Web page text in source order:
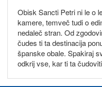
Obisk Sancti Petri ni le o
kamere, temveč tudi o
nedaleč stran. Od
čudes ti ta destinacija
španske obale. Spakiraj
odkrij vse, kar ti ta